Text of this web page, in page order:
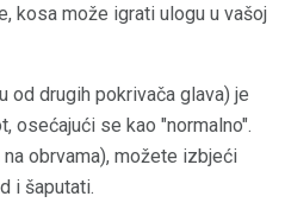
kosa može igrati ulogu u vašoj
od drugih pokrivača glava) je
osećajući se kao "normalno".
obrvama), možete izbjeći
i šaputati.